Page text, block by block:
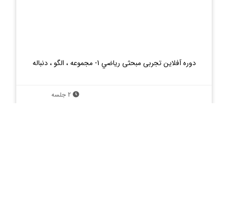
دوره آفلاین تجربی مبحثی رياضي 1- مجموعه ، الگو ، دنباله
2 جلسه